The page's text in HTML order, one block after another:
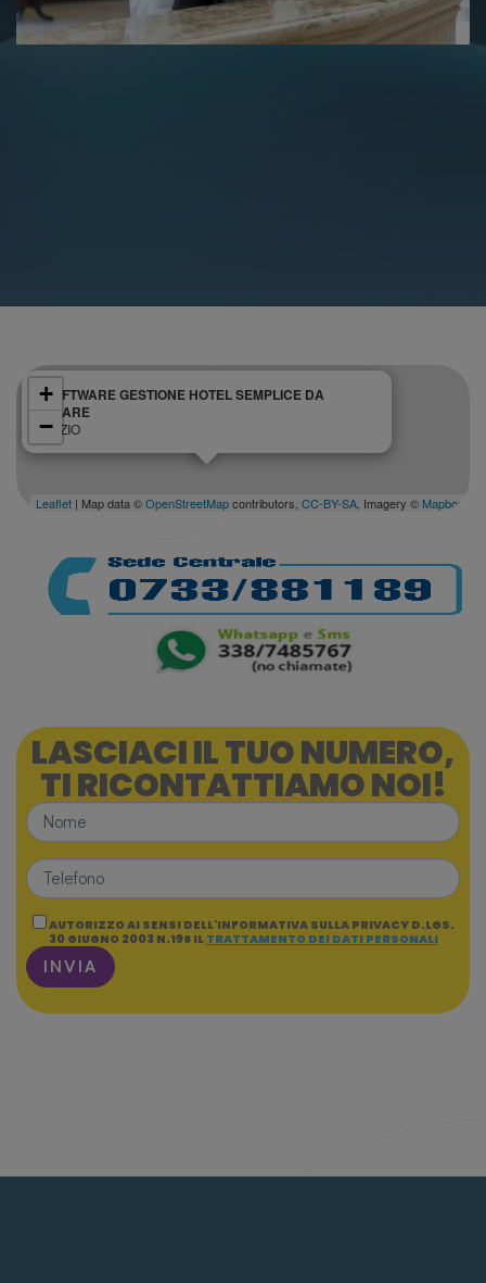
SOFTWARE GESTIONE HOTEL SEMPLICE DA
USARE
LAZIO
+
−
Leaflet | Map data ©OpenStreetMapcontributors, CC-BY-SA , Imagery © Mapbox
LASCIACI IL TUO NUMERO,
TI RICONTATTIAMO NOI!
AUTORIZZO AI SENSI DELL'INFORMATIVA SULLA PRIVACY D.LGS.
30 GIUGNO 2003 N.196 IL TRATTAMENTO DEI DATI PERSONALI
INVIA